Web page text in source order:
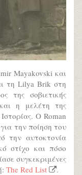
Mayakovski και
τη Lilya Brik στη
της σοβιετικής
η μελέτη της
Ο Roman
την ποίηση του
την αυτοκτονία
στίχο και πόσο
συγκεκριμένες
The Red List .